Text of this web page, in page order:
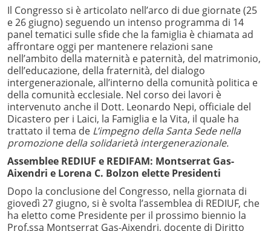
Il Congresso si è articolato nell’arco di due giornate (25
e 26 giugno) seguendo un intenso programma di 14
panel tematici sulle sfide che la famiglia è chiamata ad
affrontare oggi per mantenere relazioni sane
nell’ambito della maternità e paternità, del matrimonio,
dell’educazione, della fraternità, del dialogo
intergenerazionale, all’interno della comunità politica e
della comunità ecclesiale. Nel corso dei lavori è
intervenuto anche il Dott. Leonardo Nepi, officiale del
Dicastero per i Laici, la Famiglia e la Vita, il quale ha
trattato il tema de L’impegno della Santa Sede nella
promozione della solidarietà intergenerazionale.
Assemblee REDIUF e REDIFAM: Montserrat Gas-
Aixendri e Lorena C. Bolzon elette Presidenti
Dopo la conclusione del Congresso, nella giornata di
giovedì 27 giugno, si è svolta l’assemblea di REDIUF, che
ha eletto come Presidente per il prossimo biennio la
Prof.ssa Montserrat Gas-Aixendri, docente di Diritto